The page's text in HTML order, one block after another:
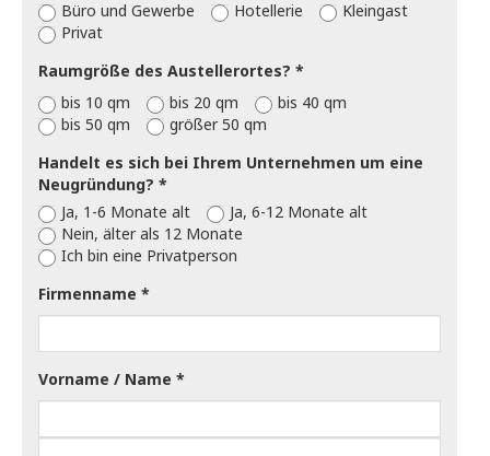
Büro und Gewerbe Hotellerie
Kleingast
Privat
Raumgröße des Austellerortes?
bis 10 qm
bis 20 qm
bis 40 qm
bis 50 qm
größer 50 qm
Handelt es sich bei Ihrem Unternehmen um eine
Neugründung?
Ja, 1-6 Monate alt
Ja, 6-12 Monate alt
Nein, älter als 12 Monate
Ich bin eine Privatperson
Firmenname
Vorname / Name